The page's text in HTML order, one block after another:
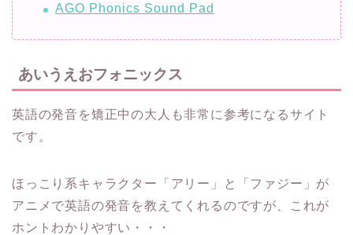
AGO Phonics Sound Pad
あいうえおフォニックス
英語の発音を矯正中の大人も非常に参考になるサイト
です。
ほっこり系キャラクター「アリー」と「ファジー」が
アニメで英語の発音を教えてくれるのですが、これが
ホントわかりやすい・・・